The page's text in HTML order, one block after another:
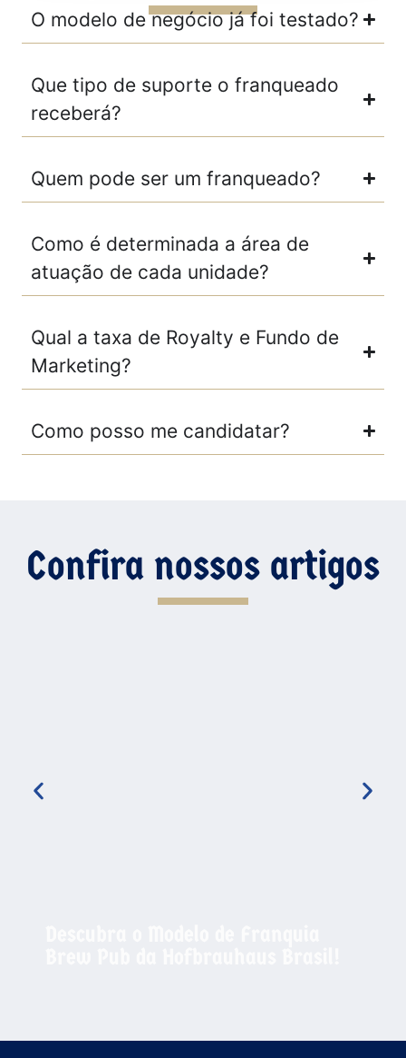
O modelo de negócio já foi testado?
Que tipo de suporte o franqueado
receberá?
Quem pode ser um franqueado?
Como é determinada a área de
atuação de cada unidade?
Qual a taxa de Royalty e Fundo de
Marketing?
Como posso me candidatar?
Confira nossos artigos